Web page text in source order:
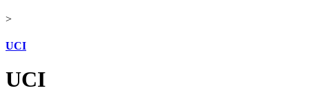
>
UCI
UCI